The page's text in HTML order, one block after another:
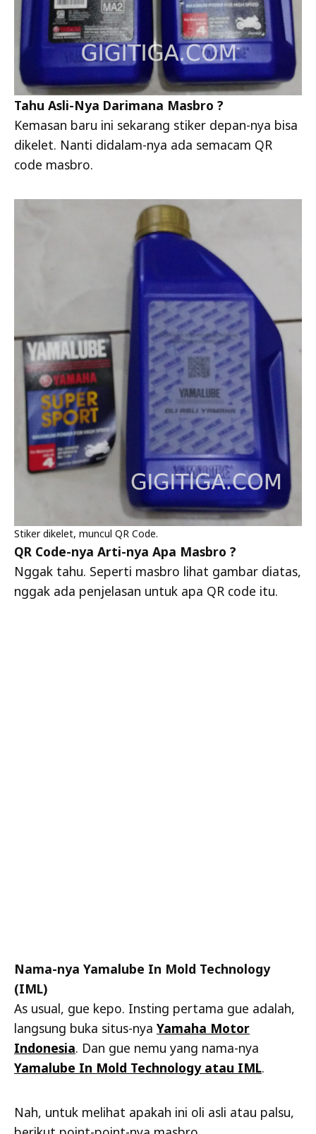
Tahu Asli-Nya Darimana Masbro ?
Kemasan baru ini sekarang stiker depan-nya bisa
dikelet. Nanti didalam-nya ada semacam QR
code masbro.
Stiker dikelet, muncul QR Code.
QR Code-nya Arti-nya Apa Masbro ?
Nggak tahu. Seperti masbro lihat gambar diatas,
nggak ada penjelasan untuk apa QR code itu.
Nama-nya Yamalube In Mold Technology
(IML)
As usual, gue kepo. Insting pertama gue adalah,
langsung buka situs-nya Yamaha Motor
Indonesia. Dan gue nemu yang nama-nya
Yamalube In Mold Technology atau IML.
Nah, untuk melihat apakah ini oli asli atau palsu,